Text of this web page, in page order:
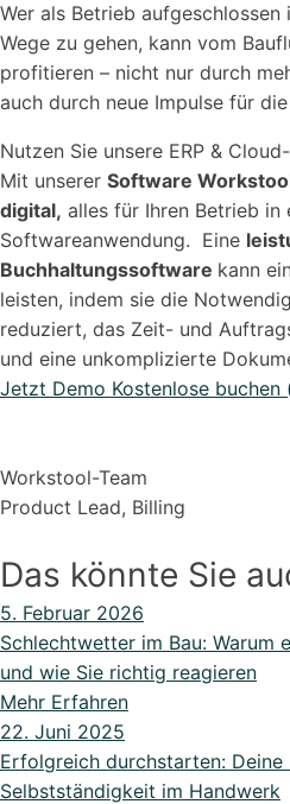
Wer als Betrieb
Wege zu gehen, kann vom
profitieren – nicht nur durch
auch durch neue Impulse für
Nutzen Sie unsere ERP &
Mit unserer Software
digital, alles für Ihren Betrieb in
Softwareanwendung. Eine
Buchhaltungssoftware kann
leisten, indem sie die
reduziert, das Zeit- und
und eine unkomplizierte
Jetzt Demo Kostenlose buchen
Workstool-Team
Product Lead, Billing
Das könnte Sie
5. Februar 2026
Schlechtwetter im Bau: Warum
und wie Sie richtig reagieren
Mehr Erfahren
22. Juni 2025
Erfolgreich durchstarten:
Selbstständigkeit im Handwerk